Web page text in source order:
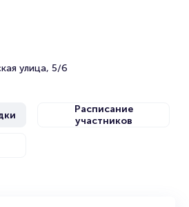
афиша мероприятия.
на нашем официальном сайте
«Приличные люди»
сервис для покупки и
улица, 5/6
Расписание
участников